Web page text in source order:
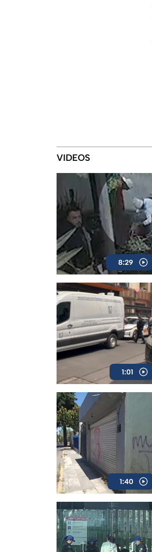
VIDEOS
8:29
1:01
1:40